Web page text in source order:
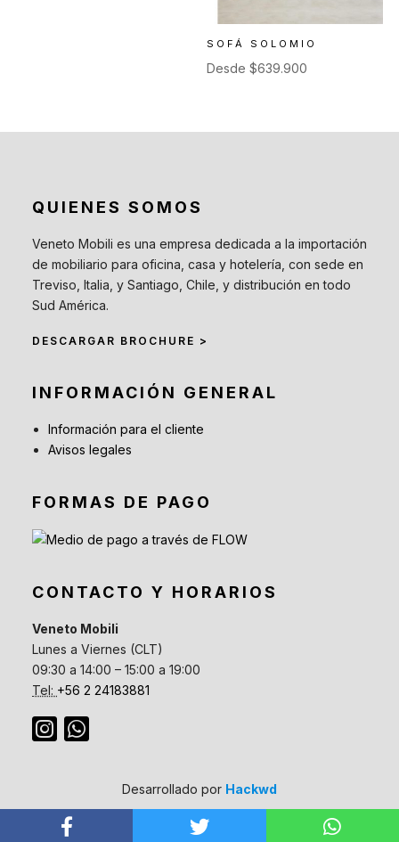
SOFÁ SOLOMIO
Desde$639.900
QUIENES SOMOS
Veneto Mobili es una empresa dedicada a la importación
de mobiliario para oficina, casa y hotelería, con sede en
Treviso, Italia, y Santiago, Chile, y distribución en todo
Sud América.
DESCARGAR BROCHURE >
INFORMACIÓN GENERAL
Información para el cliente
Avisos legales
FORMAS DE PAGO
CONTACTO Y HORARIOS
Veneto Mobili
Lunes a Viernes (CLT)
09:30 a 14:00 – 15:00 a 19:00
Tel: +56 2 24183881
Desarrollado por Hackwd